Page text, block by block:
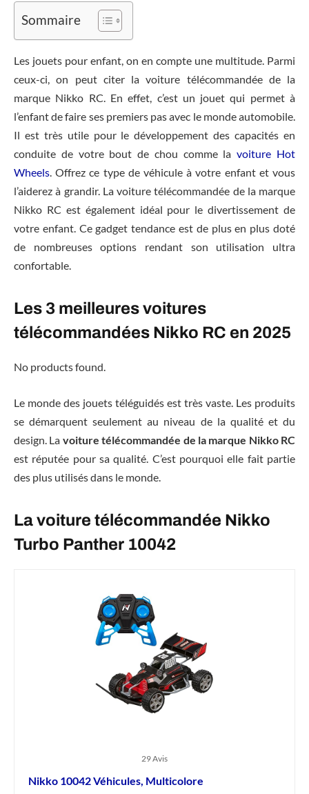
Sommaire
Les jouets pour enfant, on en compte une multitude. Parmi
ceux-ci, on peut citer la voiture télécommandée de la
marque Nikko RC. En effet, c’est un jouet qui permet à
l’enfant de faire ses premiers pas avec le monde automobile.
Il est très utile pour le développement des capacités en
conduite de votre bout de chou comme lavoiture Hot
Wheels. Offrez ce type de véhicule à votre enfant et vous
l’aiderez à grandir. La voiture télécommandée de la marque
Nikko RC est également idéal pour le divertissement de
votre enfant. Ce gadget tendance est de plus en plus doté
de nombreuses options rendant son utilisation ultra
confortable.
Les 3 meilleures voitures
télécommandées Nikko RC en 2025
No products found.
Le monde des jouets téléguidés est très vaste. Les produits
se démarquent seulement au niveau de la qualité et du
design. La voiture télécommandée de la marque Nikko RC
est réputée pour sa qualité. C’est pourquoi elle fait partie
des plus utilisés dans le monde.
La voiture télécommandée Nikko
Turbo Panther 10042
29 Avis
Nikko 10042 Véhicules, Multicolore